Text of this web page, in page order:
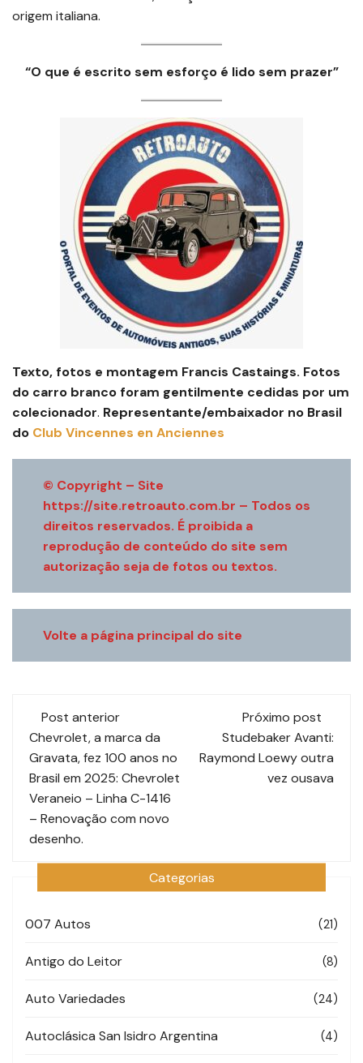
origem italiana.
“O que é escrito sem esforço é lido sem prazer”
Texto, fotos e montagem Francis Castaings. Fotos
do carro branco foram gentilmente cedidas por um
colecionador. Representante/embaixador no Brasil
do Club Vincennes en Anciennes
© Copyright – Site
https://site.retroauto.com.br – Todos os
direitos reservados. É proibida a
reprodução de conteúdo do site sem
autorização seja de fotos ou textos.
Volte a página principal do site
Navegação
de
post
Post anterior
Chevrolet, a marca da
Gravata, fez 100 anos no
Brasil em 2025: Chevrolet
Veraneio – Linha C-1416
– Renovação com novo
desenho.
Próximo post
Studebaker Avanti:
Raymond Loewy outra
vez ousava
Categorias
007 Autos (21)
Antigo do Leitor (8)
Auto Variedades (24)
Autoclásica San Isidro Argentina (4)